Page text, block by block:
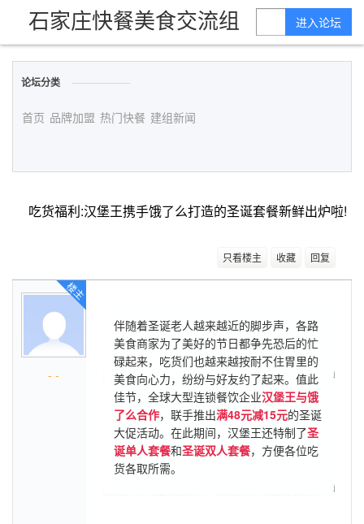
石家庄快餐美食交流组 进入论坛
论坛分类
首页 品牌加盟 热门快餐 建组新闻
吃货福利:汉堡王携手饿了么打造的圣诞套餐新鲜出炉啦!
只看楼主 收藏 回复
- -
楼主
伴随着圣诞老人越来越近的脚步声，各路
美食商家为了美好的节日都争先恐后的忙
碌起来，吃货们也越来越按耐不住胃里的
美食向心力，纷纷与好友约了起来。值此
佳节，全球大型连锁餐饮企业汉堡王与饿
了么合作，联手推出满48元减15元的圣诞
大促活动。在此期间，汉堡王还特制了圣
诞单人套餐和圣诞双人套餐，方便各位吃
货各取所需。